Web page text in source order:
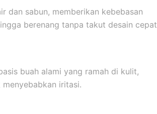
dan sabun, memberikan kebebasan
berenang tanpa takut desain cepat
buah alami yang ramah di kulit,
iritasi.